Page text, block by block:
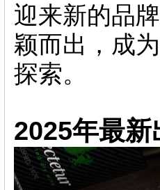
迎来新的品
颖而出，成
探索。
2025年最